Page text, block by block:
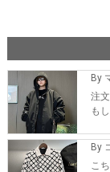
By
注
も
By
こ